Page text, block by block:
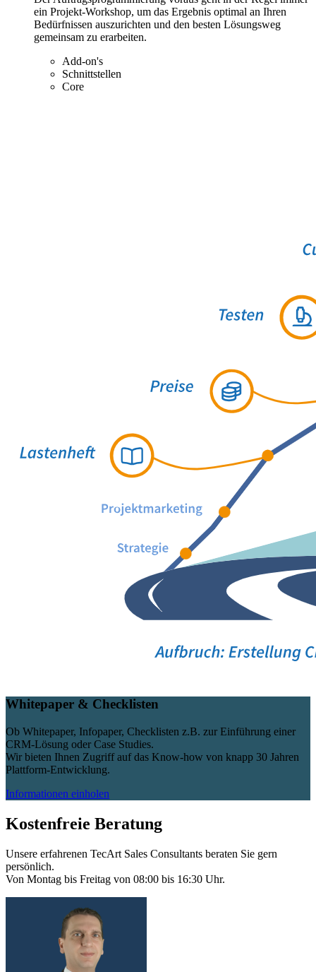
ein Projekt-Workshop, um das Ergebnis optimal an Ihren
Bedürfnissen auszurichten und den besten Lösungsweg
gemeinsam zu erarbeiten.
Add-on's
Schnittstellen
Core
Whitepaper & Checklisten
Ob Whitepaper, Infopaper, Checklisten z.B. zur Einführung einer
CRM-Lösung oder Case Studies.
Wir bieten Ihnen Zugriff auf das Know-how von knapp 30 Jahren
Plattform-Entwicklung.
Informationen einholen
Kostenfreie Beratung
Unsere erfahrenen TecArt Sales Consultants beraten Sie gern
persönlich.
Von Montag bis Freitag von 08:00 bis 16:30 Uhr.